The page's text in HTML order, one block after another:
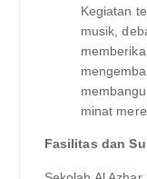
Kegiatan
musik,
minat
Fasilitas dan